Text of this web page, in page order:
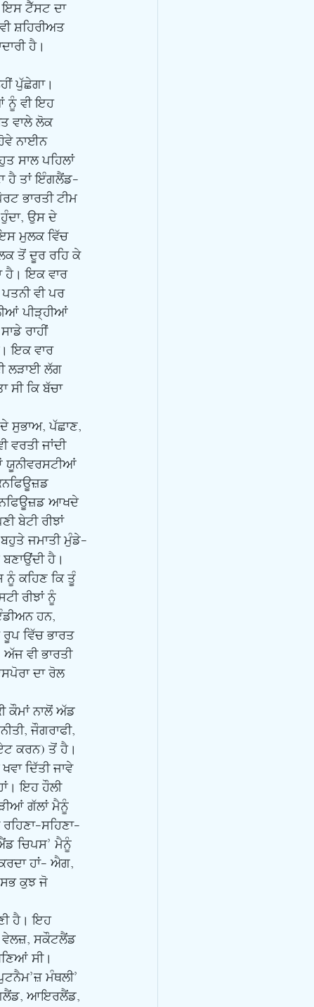
ਇਸ ਟੈੱਸਟ ਦਾ
ਸ਼ਹਿਰੀਅਤ
ਹੈ।
ਨੂੰ ਵੀ ਇਹ
ਵਾਲੇ ਲੋਕ
ਨਾਈਨ
ਸਾਲ ਪਹਿਲਾਂ
ਹੈ ਤਾਂ ਇੰਗਲੈਂਡ-
ਭਾਰਤੀ ਟੀਮ
ਉਸ ਦੇ
ਮੁਲਕ ਵਿੱਚ
ਤੋਂ ਦੂਰ ਰਹਿ ਕੇ
ਹੈ। ਇਕ ਵਾਰ
ਵੀ ਪਰ
ਪੀੜ੍ਹੀਆਂ
ਰਾਹੀਂ
ਇਕ ਵਾਰ
ਲੜਾਈ ਲੱਗ
ਸੀ ਕਿ ਬੱਚਾ
ਜਾਂਦੀ
ਯੂਨੀਵਰਸਟੀਆਂ
ਆਖਦੇ
ਬੇਟੀ ਰੀਝਾਂ
ਬਹੁਤੇ ਜਮਾਤੀ ਮੁੰਡੇ-
ਹੈ।
ਨੂੰ ਕਹਿਣ ਕਿ ਤੂੰ
ਰੀਝਾਂ ਨੂੰ
ਹਨ,
ਰੂਪ ਵਿੱਚ ਭਾਰਤ
ਵੀ ਭਾਰਤੀ
ਦਾ ਰੋਲ
ਜੌਗਰਾਫੀ,
ਕਰਨ) ਤੋਂ ਹੈ।
ਦਿੱਤੀ ਜਾਵੇ
ਇਹ ਹੌਲੀ
ਗੱਲਾਂ ਮੈਨੂੰ
ਸਹਿਣਾ-
ਚਿਪਸ’ ਮੈਨੂੰ
ਹਾਂ- ਐਗ,
ਕੁਝ ਜੋ
ਵੇਲਜ਼, ਸਕੌਟਲੈਂਡ
ਸੀ।
ਮੰਥਲੀ’
ਆਇਰਲੈਂਡ,